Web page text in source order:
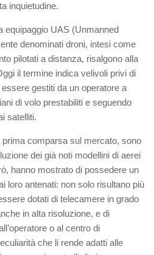
inquietudine.
equipaggio UAS (Unmanned
denominati droni, intesi come
pilotati a distanza, risalgono alla
il termine indica velivoli privi di
gestiti da un operatore a
di volo prestabiliti e seguendo
satelliti.
comparsa sul mercato, sono
dei già noti modellini di aerei
hanno mostrato di possedere un
loro antenati: non solo risultano più
dotati di telecamere in grado
in alta risoluzione, e di
o al centro di
che li rende adatti alle